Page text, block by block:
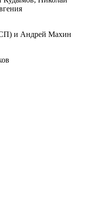
и Андрей Махин